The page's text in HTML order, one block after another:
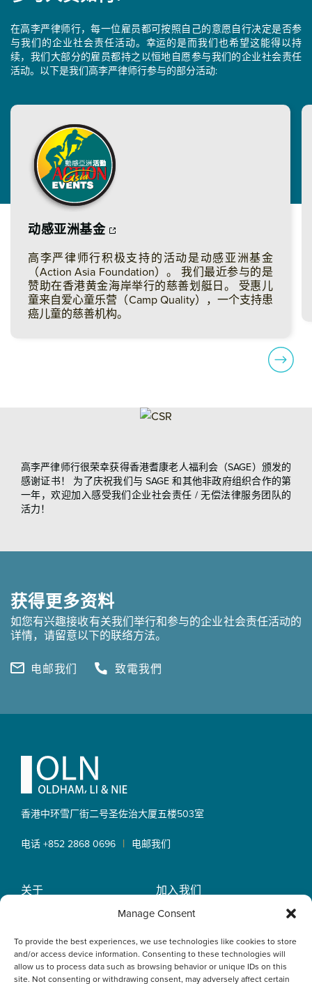
Manage Consent
To provide the best experiences, we use technologies like cookies to store
and/or access device information. Consenting to these technologies will
allow us to process data such as browsing behavior or unique IDs on this
site. Not consenting or withdrawing consent, may adversely affect certain
在高李严律师行，每一位雇员都可按照自己的意愿自行决定是否参
与我们的企业社会责任活动。幸运的是而我们也希望这能得以持
续，我们大部分的雇员都持之以恒地自愿参与我们的企业社会责任
活动。以下是我们高李严律师行参与的部分活动:
动感亚洲基金
高李严律师行积极支持的活动是动感亚洲基金
（Action Asia Foundation）。 我们最近参与的是
赞助在香港黄金海岸举行的慈善划艇日。 受惠儿
童来自爱心童乐营（Camp Quality），一个支持患
癌儿童的慈善机构。
Next
高李严律师行很荣幸获得香港耆康老人福利会（SAGE）颁发的
感谢证书！ 为了庆祝我们与 SAGE 和其他非政府组织合作的第
一年，欢迎加入感受我们企业社会责任 / 无偿法律服务团队的
活力！
获得更多资料
如您有兴趣接收有关我们举行和参与的企业社会责任活动的
详情，请留意以下的联络方法。
电邮我们 致電我們
Footer
香港中环雪厂街二号圣佐治大厦五楼503室
电话 +852 2868 0696 | 电邮我们
关于
最新消息
办事处
加入我们
OLN IP Services
私隐政策